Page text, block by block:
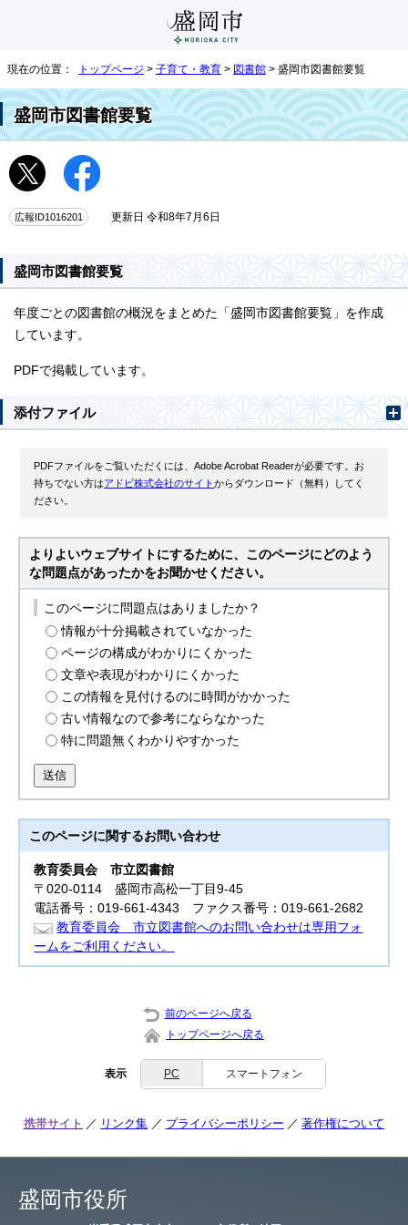
現在の位置： トップページ > 子育て・教育 > 図書館 > 盛岡市図書館要覧
盛岡市図書館要覧
広報ID1016201 更新日 令和8年7月6日
盛岡市図書館要覧
年度ごとの図書館の概況をまとめた「盛岡市図書館要覧」を作成
しています。
PDFで掲載しています。
添付ファイル
PDFファイルをご覧いただくには、Adobe Acrobat Readerが必要です。お
持ちでない方はアドビ株式会社のサイトからダウンロード（無料）してく
ださい。
よりよいウェブサイトにするために、このページにどのよう
な問題点があったかをお聞かせください。
このページに問題点はありましたか？
情報が十分掲載されていなかった
ページの構成がわかりにくかった
文章や表現がわかりにくかった
この情報を見付けるのに時間がかかった
古い情報なので参考にならなかった
特に問題無くわかりやすかった
送信
このページに関するお問い合わせ
教育委員会市立図書館
〒020-0114 盛岡市高松一丁目9-45
電話番号：019-661-4343 ファクス番号：019-661-2682
教育委員会 市立図書館へのお問い合わせは専用フォ
ームをご利用ください。
前のページへ戻る
トップページへ戻る
表示 PC スマートフォン
携帯サイト リンク集 プライバシーポリシー 著作権について
盛岡市役所